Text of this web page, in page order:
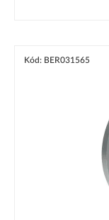
Kód: BER031565